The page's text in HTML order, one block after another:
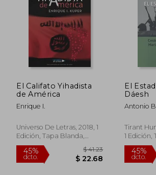
El Califato Yihadista
de América
Enrique I.
Universo De Letras, 2018, 1
Edición, Tapa Blanda,
Nuevo
El
Dáesh
Antonio
Tirant
1 Edición,
Nuevo